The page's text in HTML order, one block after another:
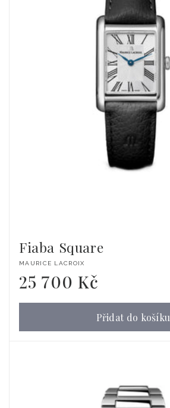
Fiaba Square
Dodavatel:
MAURICE LACROIX
Běžná
cena
25 700 Kč
Přidat do košíku